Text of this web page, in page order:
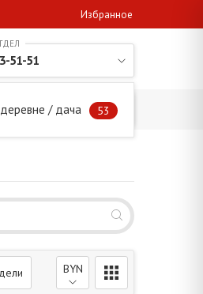
Избранное
/ дача 53
51-51
BYN